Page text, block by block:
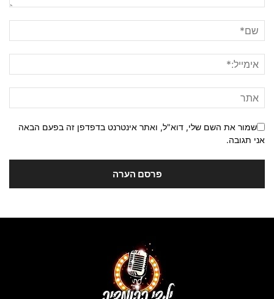
שמור את השם שלי, דוא"ל, ואתר אינטרנט בדפדפן זה בפעם הבאה
אני תגובה.